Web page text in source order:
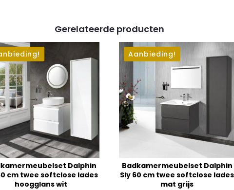
Gerelateerde producten
Dalphin
cm twee softclose lades
hoogglans wit
Aanbieding!
Badkamermeubelset Dalphin
Sly 60 cm twee softclose lades
mat grijs